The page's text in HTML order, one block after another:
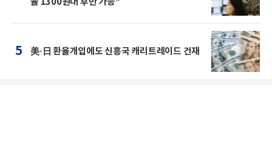
5 美·日 환율개입에도 신흥국 캐리트레이드 건재